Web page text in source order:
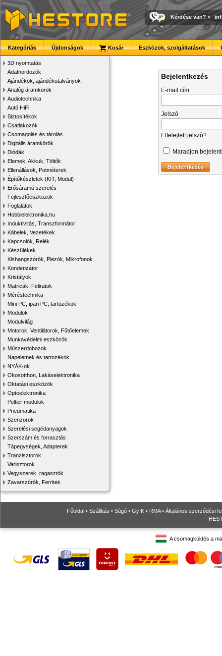
Kérdése van? »
Kategóriák Újdonságok Kosár Eszközök, szolgáltatások
3D nyomtatás
Adathordozók
Ajándékok, ajándékutalványok
Analóg áramkörök
Audiotechnika
Autó HiFi
Biztosítékok
Csatlakozók
Csomagolás és tárolás
Digitális áramkörök
Diódák
Elemek, Akkuk, Töltők
Ellenállások, Potméterek
Építőkészletek (KIT, Modul)
Erősáramú szerelés
Fejlesztőeszközök
Foglalatok
Hobbielektronika.hu
Induktivitás, Transzformátor
Kábelek, Vezetékek
Kapcsolók, Relék
Készülékek
Kishangszórók, Piezók, Mikrofonok
Kondenzátor
Kristályok
Matricák, Feliratok
Méréstechnika
Mini PC, ipari PC, tartozékok
Modulok
Modulvilág
Motorok, Ventilátorok, Fűtőelemek
Munkavédelmi eszközök
Műszerdobozok
Napelemek és tartozékok
NYÁK-ok
Okosotthon, Lakáselektronika
Oktatási eszközök
Optoelektronika
Peltier modulok
Pneumatika
Szenzorok
Szerelési segédanyagok
Szerszám és forrasztás
Tápegységek, Adapterek
Tranzisztorok
Varisztorok
Vegyszerek, ragasztók
Zavarszűrők, Ferritek
Bejelentkezés
E-mail cím
Jelszó
Elfelejtett jelszó?
Maradjon
Főoldal • Szállítás • Súgó • GyIK • RMA• Általános szerződési
A csomagküldés a